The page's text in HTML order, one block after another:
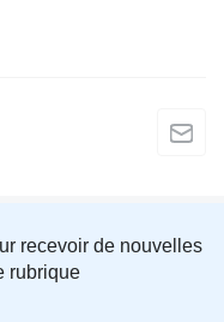
recevoir de nouvelles
rubrique